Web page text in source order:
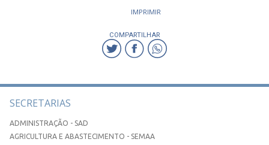
IMPRIMIR
COMPARTILHAR
SECRETARIAS
ADMINISTRAÇÃO - SAD
AGRICULTURA E ABASTECIMENTO - SEMAA